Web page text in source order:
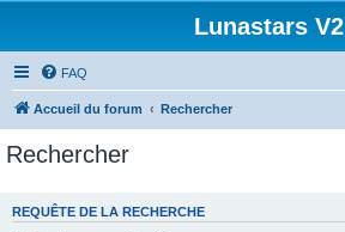
Lunastars V2
FAQ
Accueil du forum Rechercher
Rechercher
REQUÊTE DE LA RECHERCHE